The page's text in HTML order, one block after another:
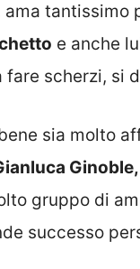
ama tantissimo
e anche
fare scherzi, si
sia molto
Ginoble,
gruppo di
successo